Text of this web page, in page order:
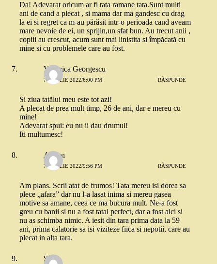
Da! Adevarat oricum ar fi tata ramane tata.Sunt multi
ani de cand a plecat , si mama dar ma gandesc cu drag
la ei si regret ca m-au părăsit intr-o perioada cand aveam
mare nevoie de ei, un sprijin,un sfat bun. Au trecut anii ,
copiii au crescut, acum sunt mai linistita si împăcată cu
mine si cu problemele care au fost.
Veronica Georgescu
7 APRILIE 2022/6:00 PM RĂSPUNDE
Si ziua tatălui meu este tot azi!
A plecat de prea mult timp, 26 de ani, dar e mereu cu
mine!
Adevarat spui: eu nu ii dau drumul!
Iti multumesc!
Armen
7 APRILIE 2022/9:56 PM RĂSPUNDE
Am plans. Scrii atat de frumos! Tata mereu isi dorea sa
plece „afara” dar nu l-a lasat inima si mereu gasea
motive sa amane, ceea ce ma bucura mult. Ne-a fost
greu cu banii si nu a fost tatal perfect, dar a fost aici si
nu as schimba nimic. A iesit din tara prima data la 59
ani, prima calatorie sa isi viziteze fiica si nepotii, care au
plecat in alta tara.
Stef